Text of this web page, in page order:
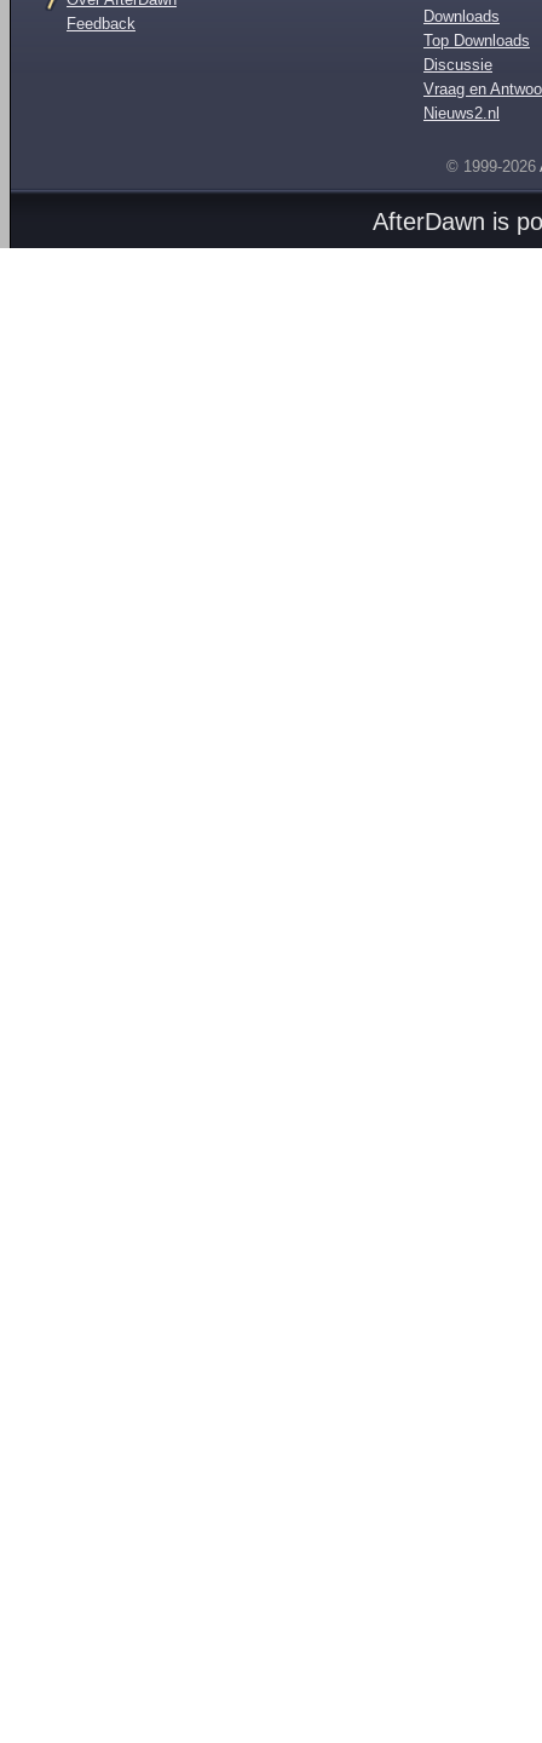
Feedback
Downloads
Top Downloads
Discussie
Vraag en
Nieuws2.nl
© 1999-2026
AfterDawn is